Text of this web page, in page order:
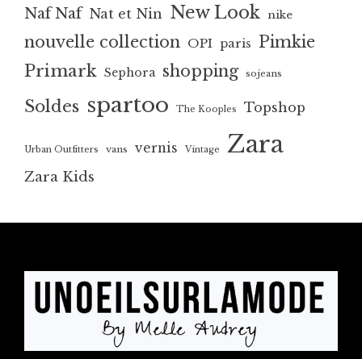
Naf Naf Nat et Nin New Look nike
nouvelle collection OPI paris Pimkie
Primark Sephora shopping sojeans
Soldes spartoo The Kooples Topshop
Urban Outfitters vans vernis Vintage Zara
Zara Kids